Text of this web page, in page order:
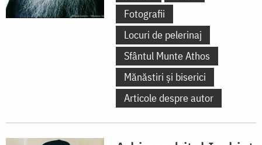
Fotografii
Locuri de pelerinaj
Sfântul Munte Athos
Mănăstiri și biserici
Articole despre autor